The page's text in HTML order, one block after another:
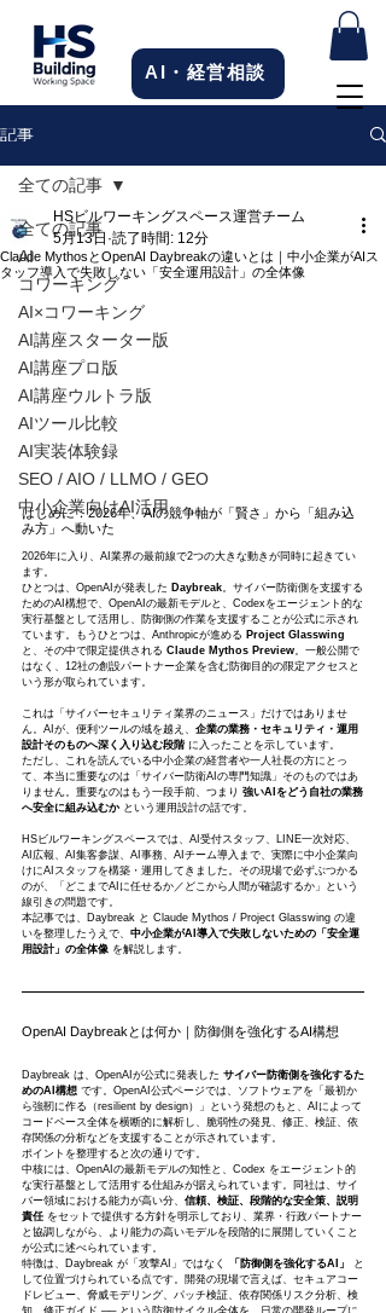
AI・経営相談
記事
全ての記事
AI
コワーキング
AI×コワーキング
AI講座スターター版
AI講座プロ版
AI講座ウルトラ版
AIツール比較
AI実装体験録
SEO / AIO / LLMO / GEO
中小企業向けAI活用
全ての記事
Claude MythosとOpenAI Daybreakの違いとは｜中小企業がAIス
タッフ導入で失敗しない「安全運用設計」の全体像
HSビルワーキングスペース運営チーム
5月13日 読了時間: 12分
はじめに：2026年、AIの競争軸が「賢さ」から「組み込
み方」へ動いた
2026年に入り、AI業界の最前線で2つの大きな動きが同時に起きてい
ます。
ひとつは、OpenAIが発表した Daybreak。サイバー防衛側を支援する
ためのAI構想で、OpenAIの最新モデルと、Codexをエージェント的な
実行基盤として活用し、防御側の作業を支援することが公式に示され
ています。もうひとつは、Anthropicが進める Project Glasswing
と、その中で限定提供される Claude Mythos Preview。一般公開で
はなく、12社の創設パートナー企業を含む防御目的の限定アクセスと
いう形が取られています。
これは「サイバーセキュリティ業界のニュース」だけではありませ
ん。AIが、便利ツールの域を越え、 企業の業務・セキュリティ・運用
設計そのものへ深く入り込む段階 に入ったことを示しています。
ただし、これを読んでいる中小企業の経営者や一人社長の方にとっ
て、本当に重要なのは「サイバー防衛AIの専門知識」そのものではあ
りません。重要なのはもう一段手前、つまり 強いAIをどう自社の業務
へ安全に組み込むか という運用設計の話です。
HSビルワーキングスペースでは、AI受付スタッフ、LINE一次対応、
AI広報、AI集客参謀、AI事務、AIチーム導入まで、実際に中小企業向
けにAIスタッフを構築・運用してきました。その現場で必ずぶつかる
のが、「どこまでAIに任せるか／どこから人間が確認するか」という
線引きの問題です。
本記事では、Daybreak と Claude Mythos / Project Glasswing の違
いを整理したうえで、 中小企業がAI導入で失敗しないための「安全運
用設計」の全体像 を解説します。
OpenAI Daybreakとは何か｜防御側を強化するAI構想
Daybreak は、OpenAIが公式に発表した サイバー防衛側を強化するた
めのAI構想 です。OpenAI公式ページでは、ソフトウェアを「最初か
ら強靭に作る（resilient by design）」という発想のもと、AIによって
コードベース全体を横断的に解析し、脆弱性の発見、修正、検証、依
存関係の分析などを支援することが示されています。
ポイントを整理すると次の通りです。
中核には、OpenAIの最新モデルの知性と、Codex をエージェント的
な実行基盤として活用する仕組みが据えられています。同社は、サイ
バー領域における能力が高い分、 信頼、検証、段階的な安全策、説明
責任 をセットで提供する方針を明示しており、業界・行政パートナー
と協調しながら、より能力の高いモデルを段階的に展開していくこと
が公式に述べられています。
特徴は、Daybreak が「攻撃AI」ではなく
「防御側を強化するAI」
と
して位置づけられている点です。開発の現場で言えば、セキュアコー
ドレビュー、脅威モデリング、パッチ検証、依存関係リスク分析、検